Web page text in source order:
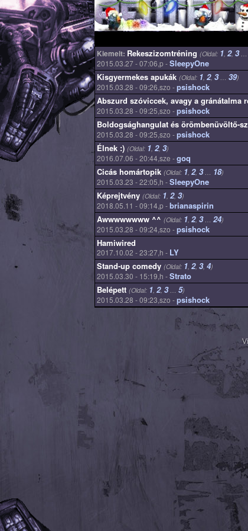
Főmenü
Jelenlegi hely
Kiemelt: Rekeszizomtréning (Oldal: 1, 2, 3…
2015.03.27 - 07:06,p -SleepyOne
Kisgyermekes apukák (Oldal: 1, 2, 3… 39)
2015.03.28 - 09:26,szo -psishock
Abszurd szóviccek, avagy a gránátalma
2015.03.28 - 09:25,szo -psishock
Boldogsághangulat és örömbenüvöltő-
2015.03.28 - 09:25,szo -psishock
Élnek :) (Oldal: 1, 2, 3)
2016.07.06 - 20:44,sze -goq
Cicás homártopik (Oldal: 1, 2, 3… 18)
2015.03.23 - 22:05,h -SleepyOne
Képrejtvény (Oldal: 1, 2, 3)
2018.05.11 - 09:14,p -brianaspirin
Awwwwwwww ^^ (Oldal: 1, 2, 3… 24)
2015.03.28 - 09:24,szo -psishock
Hamiwired
2017.10.02 - 23:27,h - LY
Stand-up comedy (Oldal: 1, 2, 3, 4)
2015.03.30 - 15:19,h -Strato
Belépett (Oldal: 1, 2, 3… 5)
2015.03.28 - 09:23,szo -psishock